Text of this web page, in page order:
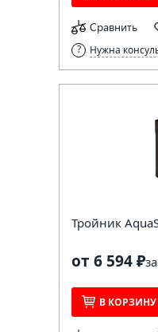
Сравнить
Нужна
Тройник
от 6 594 ₽за
В КОРЗИНУ